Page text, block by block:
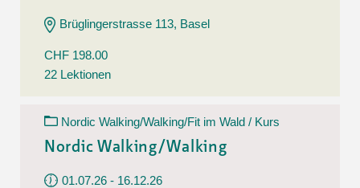
Brüglingerstrasse 113, Basel
CHF 198.00
22 Lektionen
Nordic Walking/Walking/Fit im Wald / Kurs
Nordic Walking/Walking
01.07.26 - 16.12.26